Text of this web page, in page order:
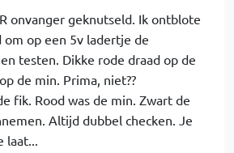
onvanger geknutseld. Ik ontblote
om op een 5v ladertje de
testen. Dikke rode draad op de
de min. Prima, niet??
fik. Rood was de min. Zwart de
Altijd dubbel checken. Je
laat...